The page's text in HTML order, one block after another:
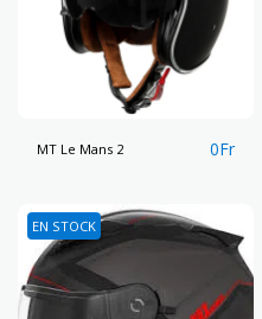
MT Le Mans 2 0Fr
EN STOCK